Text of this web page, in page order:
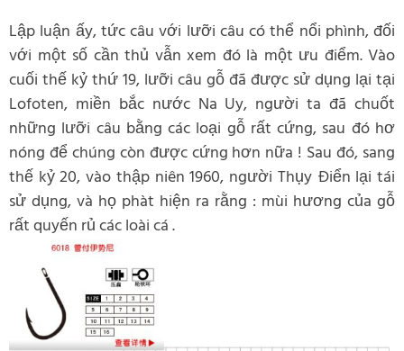
Lập luận ấy, tức câu với lưỡi câu có thể nổi phình, đối
với một số cần thủ vẫn xem đó là một ưu điểm. Vào
cuối thế kỷ thứ 19, lưỡi câu gỗ đã được sử dụng lại tại
Lofoten, miền bắc nước Na Uy, người ta đã chuốt
những lưỡi câu bằng các loại gỗ rất cứng, sau đó hơ
nóng để chúng còn được cứng hơn nữa ! Sau đó, sang
thế kỷ 20, vào thập niên 1960, người Thụy Điển lại tái
sử dụng, và họ phàt hiện ra rằng : mùi hương của gỗ
rất quyến rủ các loài cá .